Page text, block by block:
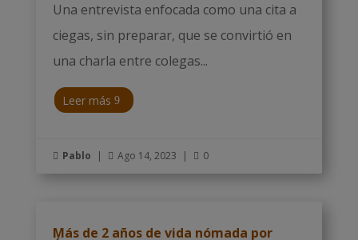
Una entrevista enfocada como una cita a
ciegas, sin preparar, que se convirtió en
una charla entre colegas...
Leer más
 Pablo |  Ago 14, 2023 |  0
Más de 2 años de vida nómada por